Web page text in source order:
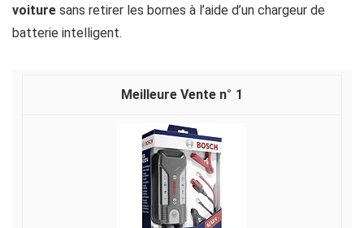
voiture sans retirer les bornes à l’aide d’un chargeur de
batterie intelligent.
1